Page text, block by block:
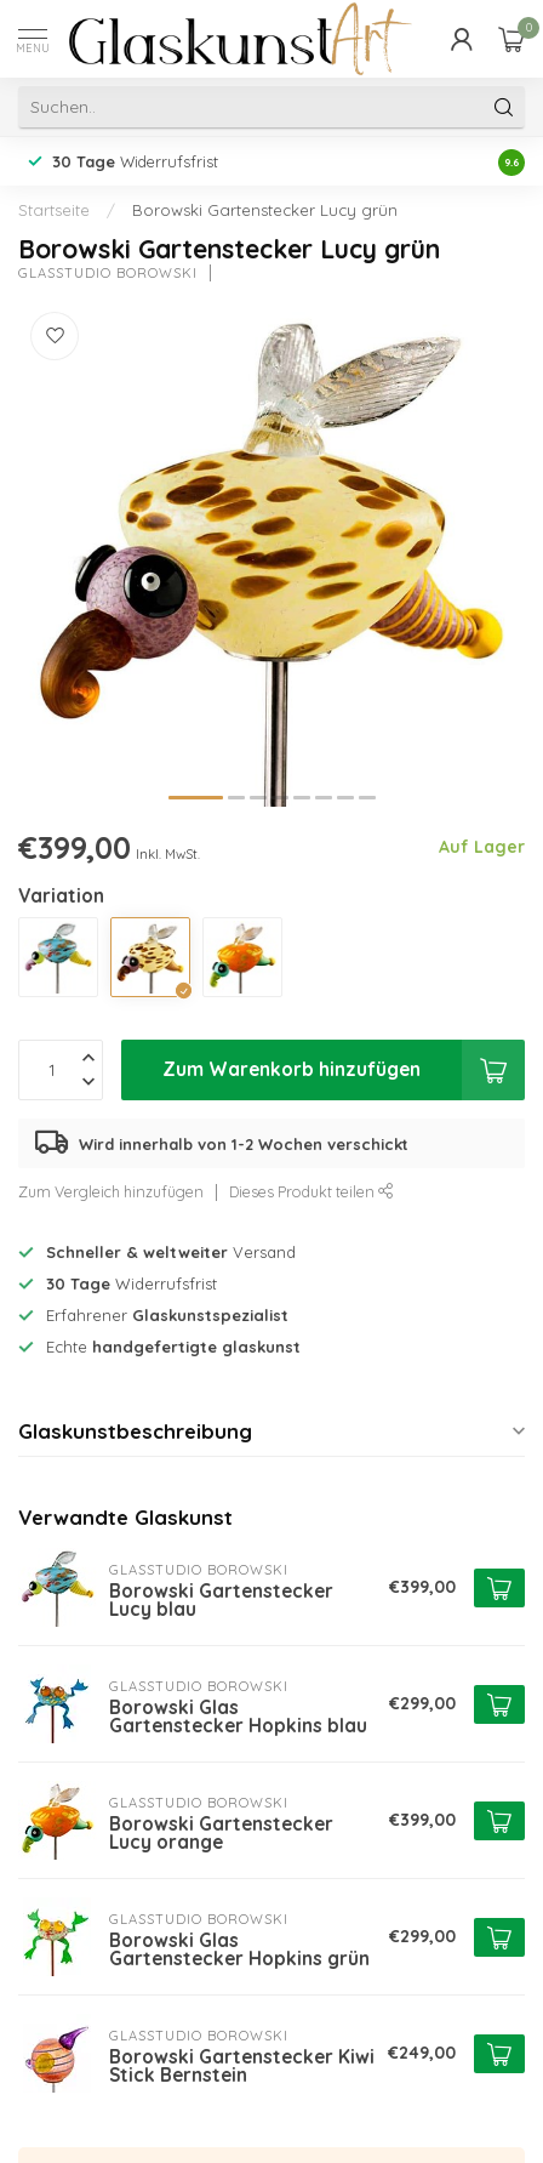
MENU
0
30 Tage Widerrufsfrist 9.6
Startseite / Borowski Gartenstecker Lucy grün
Borowski Gartenstecker Lucy grün
GLASSTUDIO BOROWSKI
€399,00 Inkl. MwSt. Auf Lager
Variation
Zum Warenkorb hinzufügen
Wird innerhalb von 1-2 Wochen verschickt
Zum Vergleich hinzufügen Dieses Produkt teilen
Schneller & weltweiter Versand
30 Tage Widerrufsfrist
Erfahrener Glaskunstspezialist
Echte handgefertigte glaskunst
Glaskunstbeschreibung
Verwandte Glaskunst
GLASSTUDIO BOROWSKI
Borowski Gartenstecker
Lucy blau
€399,00
GLASSTUDIO BOROWSKI
Borowski Glas
Gartenstecker Hopkins blau
€299,00
GLASSTUDIO BOROWSKI
Borowski Gartenstecker
Lucy orange
€399,00
GLASSTUDIO BOROWSKI
Borowski Glas
Gartenstecker Hopkins grün
€299,00
GLASSTUDIO BOROWSKI
Borowski Gartenstecker Kiwi
Stick Bernstein
€249,00